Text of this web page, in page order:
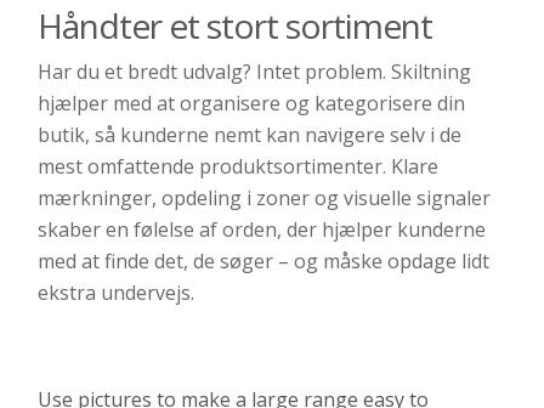
Håndter et stort sortiment
Har du et bredt udvalg? Intet problem. Skiltning
hjælper med at organisere og kategorisere din
butik, så kunderne nemt kan navigere selv i de
mest omfattende produktsortimenter. Klare
mærkninger, opdeling i zoner og visuelle signaler
skaber en følelse af orden, der hjælper kunderne
med at finde det, de søger – og måske opdage lidt
ekstra undervejs.
Use pictures to make a large range easy to